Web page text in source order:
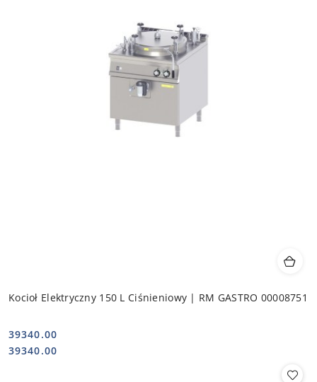
Kocioł Elektryczny 150 L Ciśnieniowy | RM GASTRO 00008751
Cena:
39340.00
Cena:
39340.00